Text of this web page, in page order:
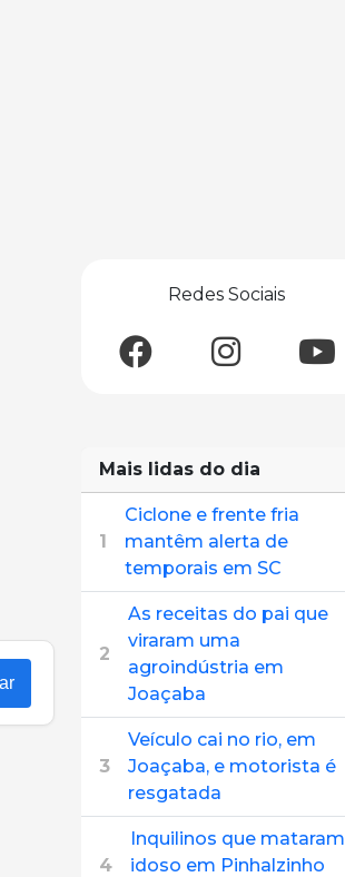
Redes Sociais
Mais lidas do dia
1
Ciclone e frente fria
mantêm alerta de
temporais em SC
2
As receitas do pai que
viraram uma
agroindústria em
Joaçaba
3
Veículo cai no rio, em
Joaçaba, e motorista é
resgatada
4
Inquilinos que mataram
idoso em Pinhalzinho